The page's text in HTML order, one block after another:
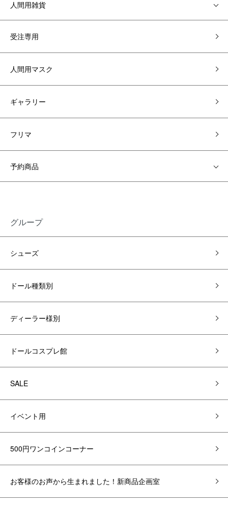
人間用雑貨
受注専用
人間用マスク
ギャラリー
フリマ
予約商品
グループ
シューズ
ドール種類別
ディーラー様別
ドールコスプレ館
SALE
イベント用
500円ワンコインコーナー
お客様のお声から生まれました！新商品企画室